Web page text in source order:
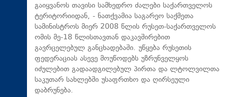
გაიყვანოს თავისი სამხედრო ძალები საქართველოს
ტერიტორიიდან, - ნათქვამია საგარეო საქმეთა
სამინისტროს მიერ 2008 წლის რუსეთ-საქართველოს
ომის მე-18 წლისთავთან დაკავშირებით
გავრცელებულ განცხადებაში. უწყება რუსეთის
ფედერაციას ასევე მოუწოდებს უზრუნველყოს
იძულებით გადაადგილებულ პირთა და ლტოლვილთა
საკუთარ სახლებში უსაფრთხო და ღირსეული
დაბრუნება.